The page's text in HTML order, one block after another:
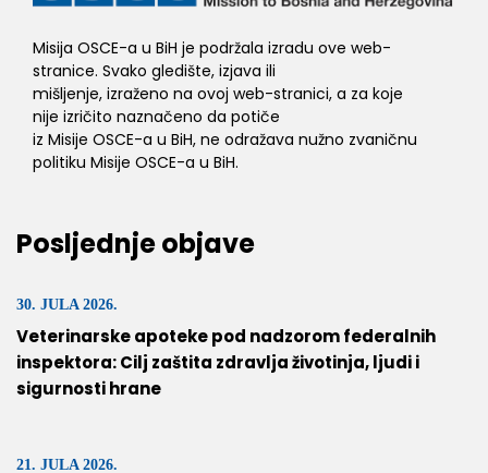
Misija OSCE-a u BiH je podržala izradu ove web-
stranice. Svako gledište, izjava ili
mišljenje, izraženo na ovoj web-stranici, a za koje
nije izričito naznačeno da potiče
iz Misije OSCE-a u BiH, ne odražava nužno zvaničnu
politiku Misije OSCE-a u BiH.
Posljednje objave
30. JULA 2026.
Veterinarske apoteke pod nadzorom federalnih
inspektora: Cilj zaštita zdravlja životinja, ljudi i
sigurnosti hrane
21. JULA 2026.